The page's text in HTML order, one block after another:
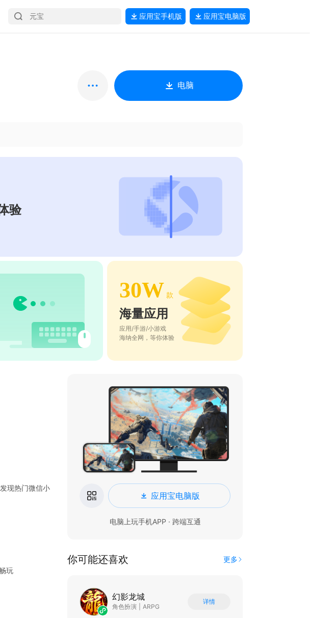
应用宝手机版 应用宝电脑版
电脑
验
30W 款
海量应用
应用/手游/小游戏
海纳全网，等你体验
现热门微信小
玩
应用宝电脑版
电脑上玩手机APP · 跨端互通
你可能还喜欢 更多
幻影龙城
角色扮演 ARPG
详情